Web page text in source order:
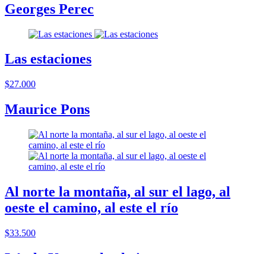
Georges Perec
Las estaciones
$27.000
Maurice Pons
Al norte la montaña, al sur el lago, al
oeste el camino, al este el río
$33.500